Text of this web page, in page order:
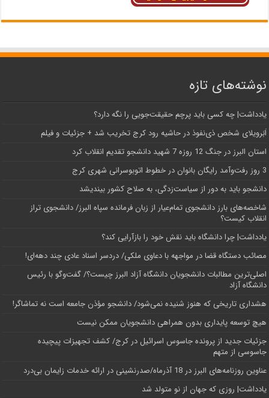
نوشته‌های تازه
یادداشت| ‌چه کسی باید پرچم حقیقت‌جویی را نگه دارد؟
اَبَر‌ویلای شخص ذی‌نفوذ در حاشیه‌ رود کرج تخریب شد + جزئیات و فیلم
استان البرز در جنگ 12 روزه 7 شهید دانشجو تقدیم انقلاب کرد
3 روز رفت‌وآمد رایگان بانوان در خطوط اتوبوسرانی شهری کرج
دانشجو باید به دور از سیاست‌زدگی، به صلاح کشور بیندیشد
شاخصه‌های بارز دانشجوی تمام‌عیار از زبان فرمانده سپاه البرز/ دانشجوی تراز
انقلاب کیست؟
یادداشت| چرا دانشگاه باید نقش خود را بازآرایی کند؟
مصائب دستگاه قضا در مواجهه با دعاوی ملکی/ دردسر اسناد عادی چند‌ دهه‌ای!
اصلی‌ترین مطالبات دانشجویان دانشگاه آزاد البرز چیست؟/ گفت‌وگو با رئیس
دانشگاه آز‌اد
هشداری تاریخی که هنوز شنیده نمی‌شود/ دانشجو مؤذن جامعه است نه تماشاگر!
هیچ توسعه پایداری بدون همراهی دانشجویان ممکن نیست
جزئیات جدید از پرونده جاسوس اسرائیل در کرج/‌ کشف تجهیزات پیچیده
جاسوسی از متهم
عناوین روزنامه‌های البرز در ‌18 آذرماه/صدرنشینی در ارائه خدمات زایمان بی‌درد
یادداشت| روزی که جهان از نو متولد شد